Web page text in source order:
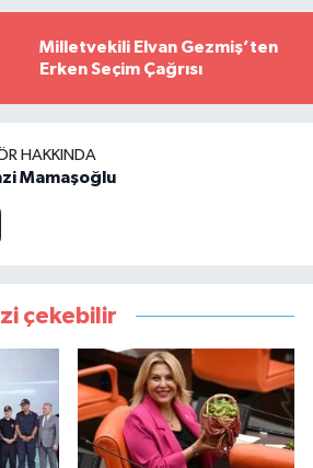
Milletvekili Elvan Gezmiş’ten
Erken Seçim Çağrısı
HAKKINDA
Mamaşoğlu
çekebilir